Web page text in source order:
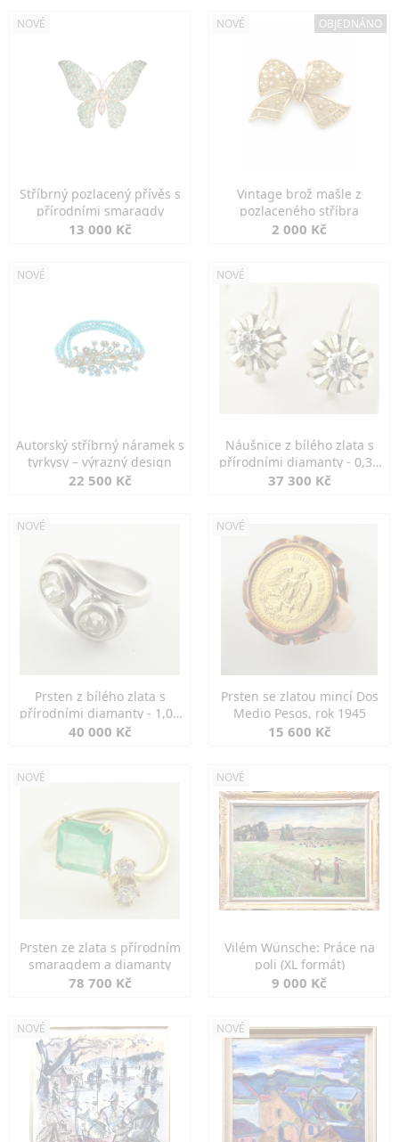
NOVÉ
Stříbrný pozlacený přívěs s
přírodními smaragdy
13 000 Kč
NOVÉ OBJEDNÁNO
Vintage brož mašle z
pozlaceného stříbra
2 000 Kč
NOVÉ
Autorský stříbrný náramek s
tyrkysy – výrazný design
22 500 Kč
NOVÉ
Náušnice z bílého zlata s
přírodními diamanty - 0,30
ct
37 300 Kč
NOVÉ
Prsten z bílého zlata s
přírodními diamanty - 1,00
ct
40 000 Kč
NOVÉ
Prsten se zlatou mincí Dos
Medio Pesos, rok 1945
15 600 Kč
NOVÉ
Prsten ze zlata s přírodním
smaragdem a diamanty
78 700 Kč
NOVÉ
Vilém Wünsche: Práce na
poli (XL formát)
9 000 Kč
NOVÉ NOVÉ